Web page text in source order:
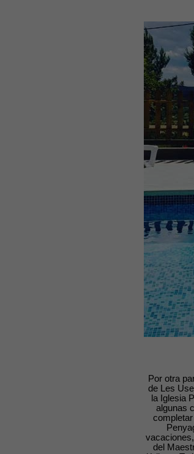
Por otra
de Les
la Iglesia
algunas
del